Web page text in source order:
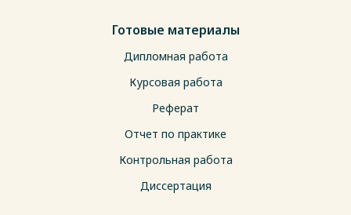
Готовые материалы
Дипломная работа
Курсовая работа
Реферат
Отчет по практике
Контрольная работа
Диссертация